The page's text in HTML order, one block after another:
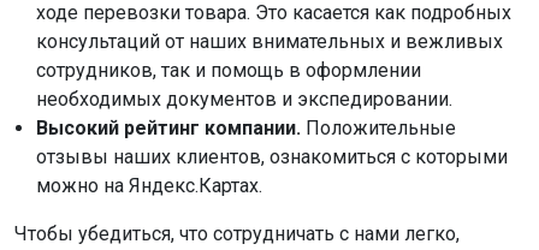
ходе перевозки товара. Это касается как подробных
консультаций от наших внимательных и вежливых
сотрудников, так и помощь в оформлении
необходимых документов и экспедировании.
Высокий рейтинг компании. Положительные
отзывы наших клиентов, ознакомиться с которыми
можно на Яндекс.Картах.
Чтобы убедиться, что сотрудничать с нами легко,